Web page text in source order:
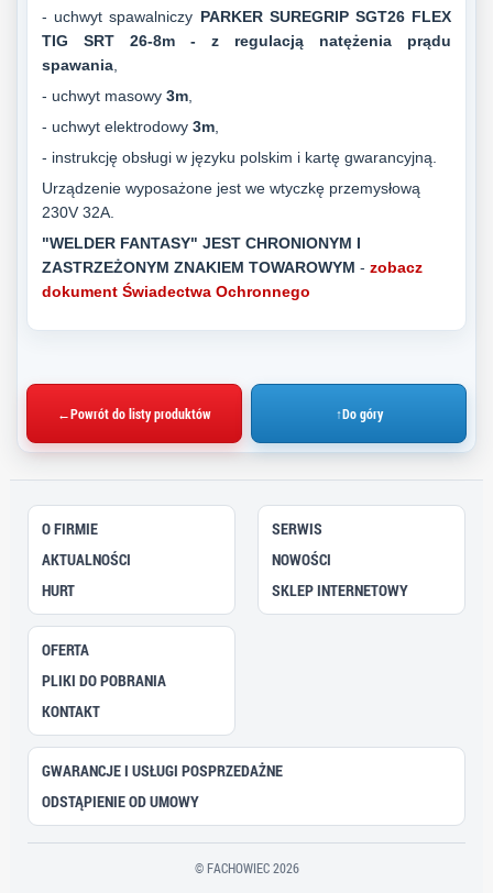
- uchwyt spawalniczy PARKER SUREGRIP SGT26 FLEX
TIG SRT 26-8m- z regulacją natężenia prądu
spawania,
- uchwyt masowy 3m,
- uchwyt elektrodowy 3m,
- instrukcję obsługi w języku polskim i kartę gwarancyjną.
Urządzenie wyposażone jest we wtyczkę przemysłową
230V 32A.
"WELDER FANTASY" JEST CHRONIONYM I
ZASTRZEŻONYM ZNAKIEM TOWAROWYM - zobacz
dokument Świadectwa Ochronnego
←Powrót do listy produktów ↑Do góry
O FIRMIE
AKTUALNOŚCI
HURT
SERWIS
NOWOŚCI
SKLEP INTERNETOWY
OFERTA
PLIKI DO POBRANIA
KONTAKT
GWARANCJE I USŁUGI POSPRZEDAŻNE
ODSTĄPIENIE OD UMOWY
© FACHOWIEC 2026